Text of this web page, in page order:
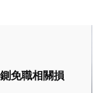
免職相關損